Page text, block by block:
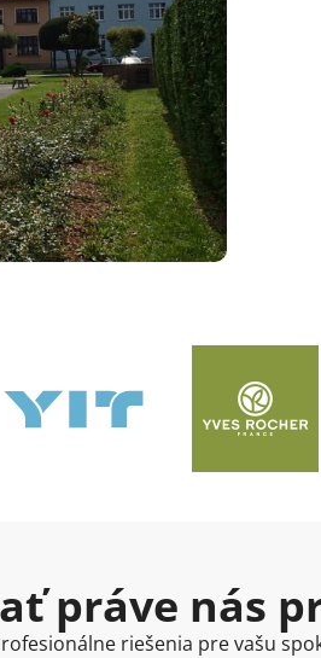
práve nás
riešenia pre vašu